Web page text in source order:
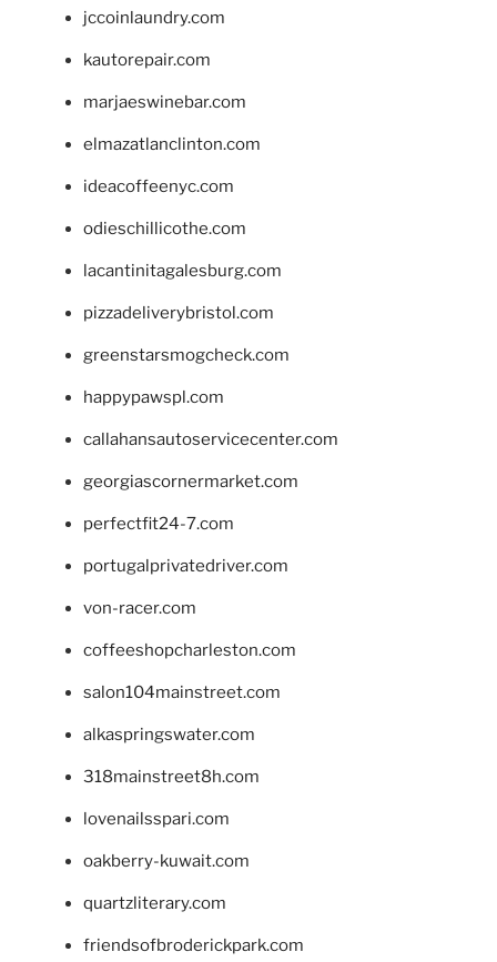
jccoinlaundry.com
kautorepair.com
marjaeswinebar.com
elmazatlanclinton.com
ideacoffeenyc.com
odieschillicothe.com
lacantinitagalesburg.com
pizzadeliverybristol.com
greenstarsmogcheck.com
happypawspl.com
callahansautoservicecenter.com
georgiascornermarket.com
perfectfit24-7.com
portugalprivatedriver.com
von-racer.com
coffeeshopcharleston.com
salon104mainstreet.com
alkaspringswater.com
318mainstreet8h.com
lovenailsspari.com
oakberry-kuwait.com
quartzliterary.com
friendsofbroderickpark.com